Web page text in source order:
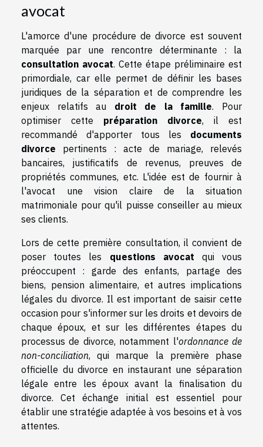
avocat
L'amorce d'une procédure de divorce est souvent
marquée par une rencontre déterminante : la
consultation avocat. Cette étape préliminaire est
primordiale, car elle permet de définir les bases
juridiques de la séparation et de comprendre les
enjeux relatifs au droit de la famille. Pour
optimiser cette préparation divorce, il est
recommandé d'apporter tous les documents
divorce pertinents : acte de mariage, relevés
bancaires, justificatifs de revenus, preuves de
propriétés communes, etc. L'idée est de fournir à
l'avocat une vision claire de la situation
matrimoniale pour qu'il puisse conseiller au mieux
ses clients.
Lors de cette première consultation, il convient de
poser toutes les questions avocat qui vous
préoccupent : garde des enfants, partage des
biens, pension alimentaire, et autres implications
légales du divorce. Il est important de saisir cette
occasion pour s'informer sur les droits et devoirs de
chaque époux, et sur les différentes étapes du
processus de divorce, notamment l'ordonnance de
non-conciliation, qui marque la première phase
officielle du divorce en instaurant une séparation
légale entre les époux avant la finalisation du
divorce. Cet échange initial est essentiel pour
établir une stratégie adaptée à vos besoins et à vos
attentes.